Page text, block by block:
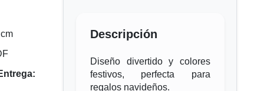
Descripción
Diseño divertido y colores
festivos, perfecta para
regalos navideños.